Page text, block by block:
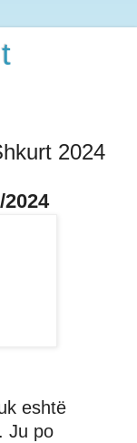
2024
eshtë
Ju po